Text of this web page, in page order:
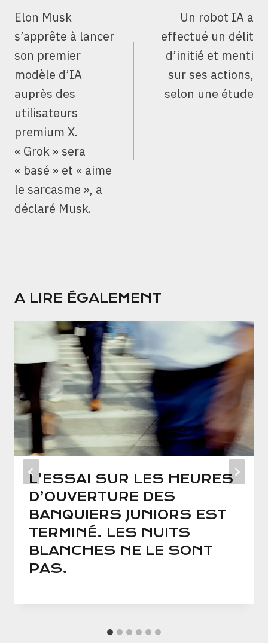
L’ARTICLE
Elon Musk
s’apprête à lancer
son premier
modèle d’IA
auprès des
utilisateurs
premium X.
« Grok » sera
« basé » et « aime
le sarcasme », a
déclaré Musk.
Un robot IA a
effectué un délit
d’initié et menti
sur ses actions,
selon une étude
A LIRE ÉGALEMENT
L’ESSAI SUR LES HEURES
D’OUVERTURE DES
BANQUIERS JUNIORS EST
TERMINÉ. LES NUITS
BLANCHES NE LE SONT
PAS.